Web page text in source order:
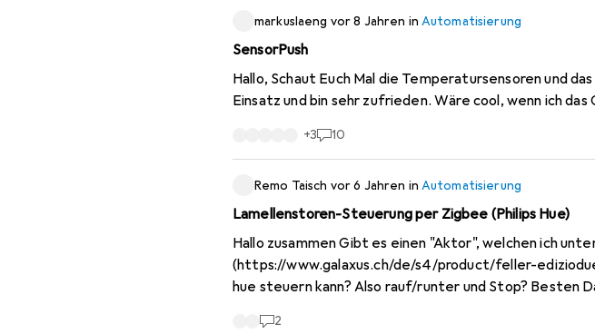
markuslaeng vor 8 Jahren in Automatisierung
SensorPush
Hallo, Schaut Euch Mal die Temperatursensoren und
Einsatz und bin sehr zufrieden. Wäre cool, wenn ich
+3 10
Remo Taisch vor 6 Jahren in Automatisierung
Lamellenstoren-Steuerung per Zigbee (Philips Hue)
Hallo zusammen Gibt es einen "Aktor", welchen ich
(https://www.galaxus.ch/de/s4/product/feller-
hue steuern kann? Also rauf/runter und Stop? Besten
2